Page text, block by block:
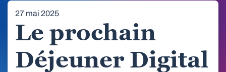
27 mai 2025
Le prochain
Déjeuner Digital